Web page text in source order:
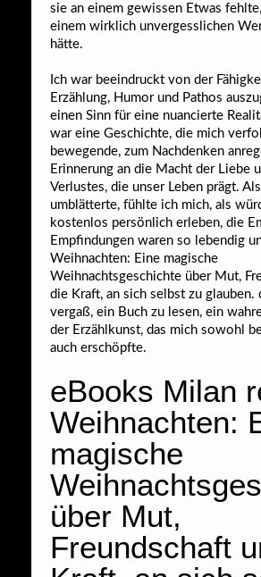
sie an einem gewissen Etwas
einem wirklich unvergesslichen
hätte.
Ich war beeindruckt von der
Erzählung, Humor und Pathos
einen Sinn für eine nuancierte
war eine Geschichte, die mich
bewegende, zum Nachdenken
Erinnerung an die Macht der Liebe
Verlustes, die unser Leben prägt.
umblätterte, fühlte ich mich, als
kostenlos persönlich erleben, die
Empfindungen waren so lebendig
Weihnachten: Eine magische
Weihnachtsgeschichte über Mut,
die Kraft, an sich selbst zu glauben.
vergaß, ein Buch zu lesen, ein
der Erzählkunst, das mich sowohl
auch erschöpfte.
eBooks Milan
Weihnachten:
magische
über Mut,
Freundschaft